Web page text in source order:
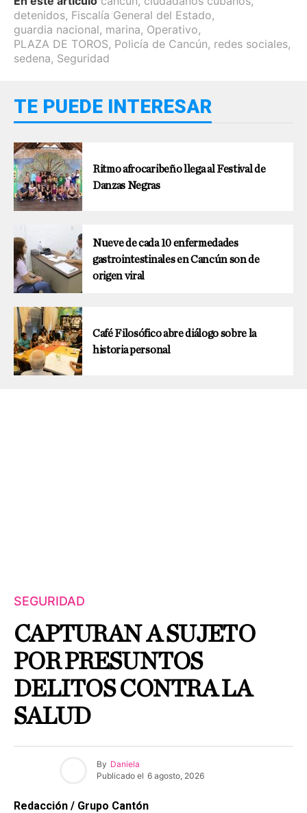
detenidos, Fiscalía General del Estado,
guardia nacional, marina, Operativo,
PLAZA DE TOROS, Policía de Cancún, redes sociales,
sedena, Seguridad
TE PUEDE INTERESAR
Ritmo afrocaribeño llega al Festival de
Danzas Negras
Nueve de cada 10 enfermedades
gastrointestinales en Cancún son de
origen viral
Café Filosófico abre diálogo sobre la
historia personal
SEGURIDAD
CAPTURAN A SUJETO
POR PRESUNTOS
DELITOS CONTRA LA
SALUD
By Daniela
Publicado el 6 agosto, 2026
Redacción / Grupo Cantón